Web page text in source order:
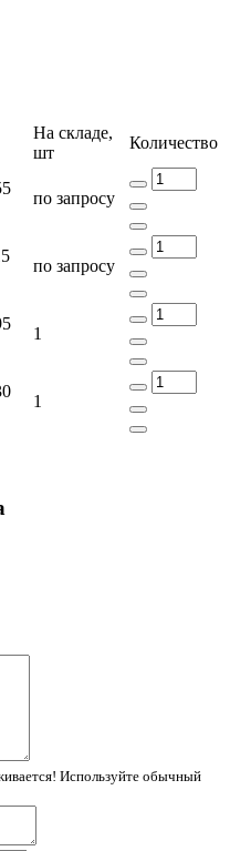
На складе,
шт
Количество
по запросу
по запросу
1
1
Используйте обычный